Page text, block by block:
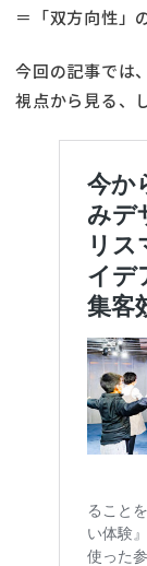
＝「双方向性」
今回の記事では
視点から見る、